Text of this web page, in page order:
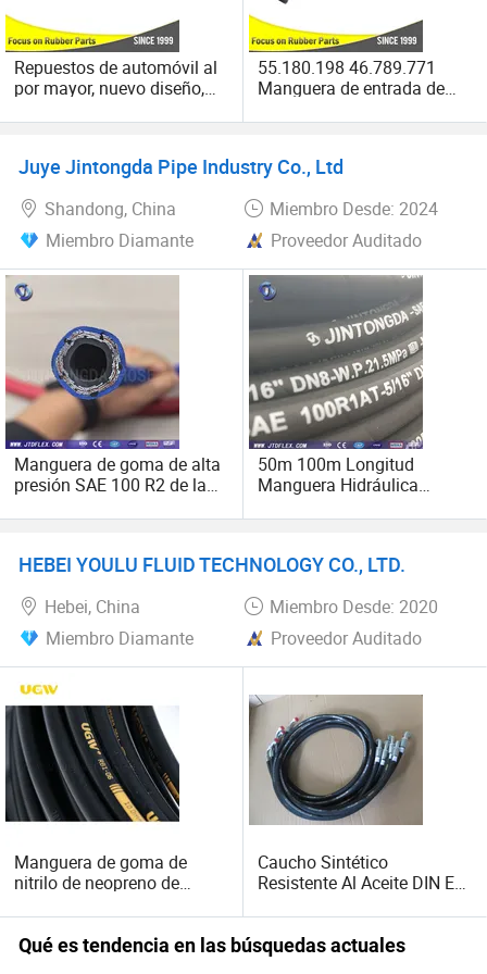
profesionales y el servicio ganan muy buena reputación en
los países extranjeros. Bienvenidos visítenos y para más
cooperación.
Repuestos de automóvil al
por mayor, nuevo diseño,
motor, manguera de goma
Hyundai
55.180.198 46.789.771
Manguera de entrada de
Juye Jintongda Pipe Industry Co., Ltd
Shandong, China
Miembro Desde: 2024
Miembro Diamante
Proveedor Auditado
Manguera de goma de alta
presión SAE 100 R2 de la
combustible del final liso
50m 100m Longitud
Manguera Hidráulica
Manguera
HEBEI YOULU FLUID TECHNOLOGY CO., LTD.
Hebei, China
Miembro Desde: 2020
Miembro Diamante
Proveedor Auditado
Manguera de goma de
nitrilo de neopreno de
para
Caucho Sintético
Resistente Al Aceite DIN En
Caucho De Alta Presión
Hidráulica
Qué es tendencia en las búsquedas actuales